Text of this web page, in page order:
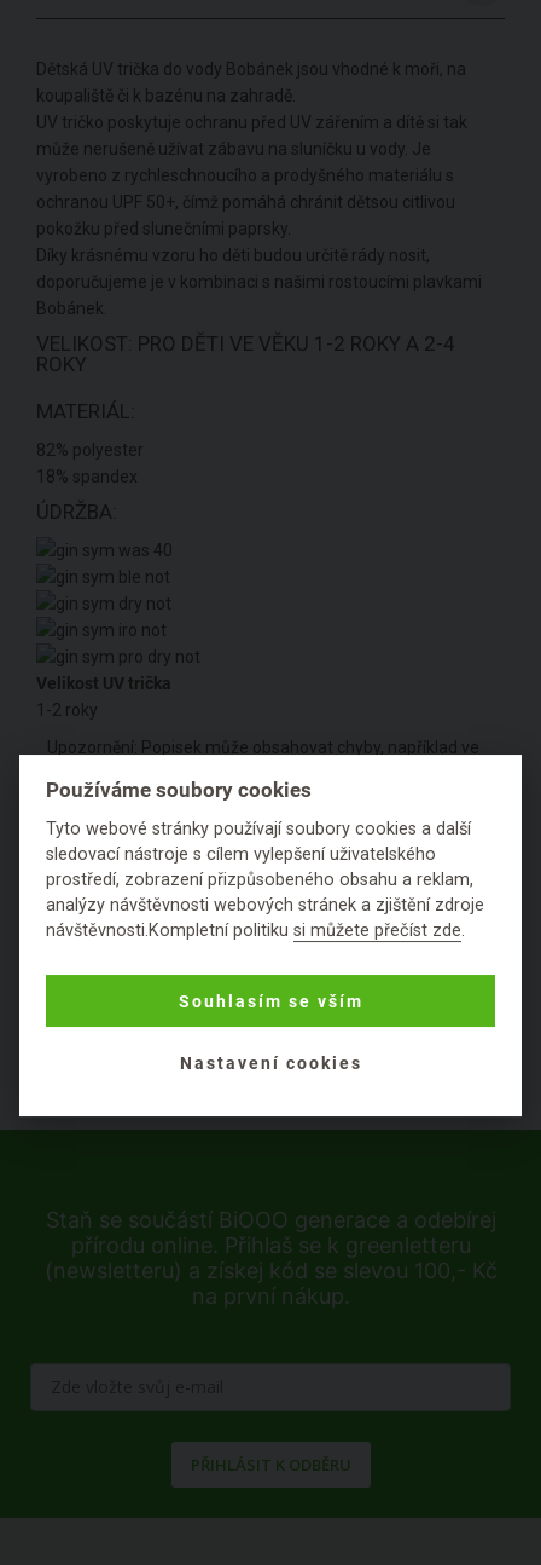
Dětská UV trička do vody Bobánek jsou vhodné k moři, na
koupaliště či k bazénu na zahradě.
UV tričko poskytuje ochranu před UV zářením a dítě si tak
může nerušeně užívat zábavu na sluníčku u vody. Je
vyrobeno z rychleschnoucího a prodyšného materiálu s
ochranou UPF 50+, čímž pomáhá chránit dětsou citlivou
pokožku před slunečními paprsky.
Díky krásnému vzoru ho děti budou určitě rády nosit,
doporučujeme je v kombinaci s našimi rostoucími plavkami
Bobánek.
VELIKOST: PRO DĚTI VE VĚKU 1-2 ROKY A 2-4
ROKY
MATERIÁL:
82% polyester
18% spandex
ÚDRŽBA:
Velikost UV trička
1-2 roky
Upozornění: Popisek může obsahovat chyby, například ve
prosím jednou z následujících možností -
Hodnocení
Staň se součástí BiOOO generace a odebírej
přírodu online. Přihlaš se k greenletteru
(newsletteru) a získej kód se slevou 100,- Kč
na první nákup.
PŘIHLÁSIT K ODBĚRU
Používáme soubory cookies
Tyto webové stránky používají soubory cookies a další
sledovací nástroje s cílem vylepšení uživatelského
prostředí, zobrazení přizpůsobeného obsahu a reklam,
analýzy návštěvnosti webových stránek a zjištění zdroje
návštěvnosti.Kompletní politikusi můžete přečíst zde.
Souhlasím se vším
Nastavení cookies